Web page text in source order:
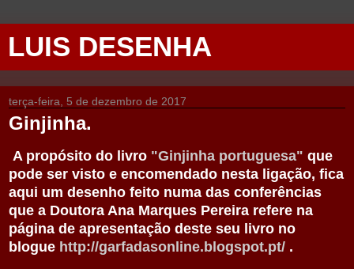
LUIS DESENHA
terça-feira, 5 de dezembro de 2017
Ginjinha.
A propósito do livro "Ginjinha portuguesa" que
pode ser visto e encomendado nesta ligação, fica
aqui um desenho feito numa das conferências
que a Doutora Ana Marques Pereira refere na
página de apresentação deste seu livro no
blogue http://garfadasonline.blogspot.pt/ .